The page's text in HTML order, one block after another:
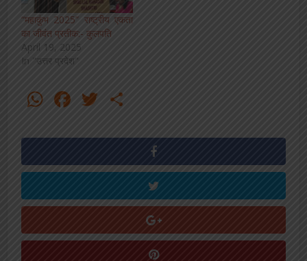
“महाकुंभ 2025” राष्ट्रीय एकता
का जीवंत प्रतीक:- कुलपति
April 19, 2025
In "उत्तर प्रदेश"
WhatsApp
Facebook
Twitter